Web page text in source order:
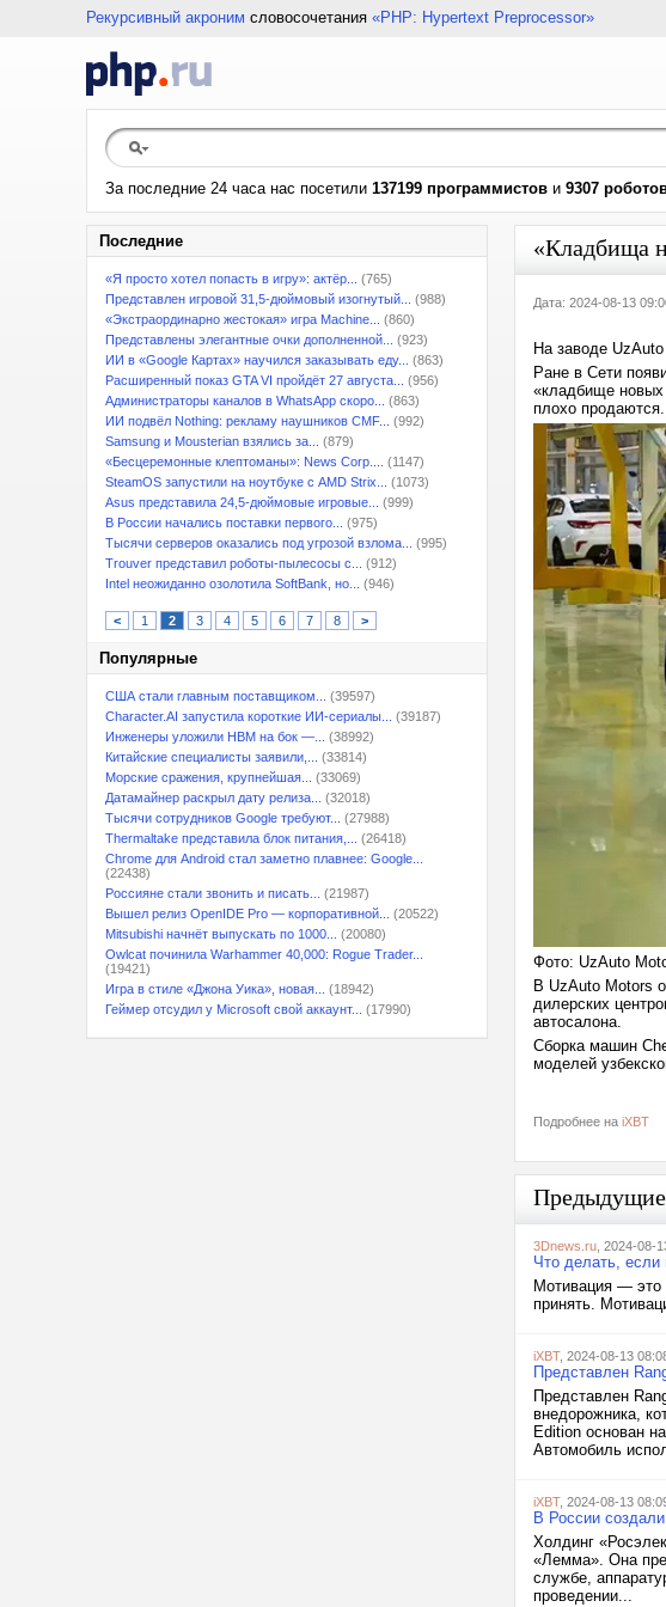
Рекурсивный акроним словосочетания «PHP: Hypertext Preprocessor»
За последние 24 часа нас посетили 137199 программистов и 9307
Последние
«Я просто хотел попасть в игру»: актёр...
(765)
Представлен игровой 31,5-дюймовый изогнутый...
(988)
«Экстраординарно жестокая» игра Machine...
(860)
Представлены элегантные очки дополненной...
(923)
ИИ в «Google Картах» научился заказывать еду...
(863)
Расширенный показ GTA VI пройдёт 27 августа...
(956)
Администраторы каналов в WhatsApp скоро...
(863)
ИИ подвёл Nothing: рекламу наушников CMF...
(992)
Samsung и Mousterian взялись за...
(879)
«Бесцеремонные клептоманы»: News Corp....
(1147)
SteamOS запустили на ноутбуке с AMD Strix...
(1073)
Asus представила 24,5-дюймовые игровые...
(999)
В России начались поставки первого...
(975)
Тысячи серверов оказались под угрозой взлома...
(995)
Trouver представил роботы-пылесосы с...
(912)
Intel неожиданно озолотила SoftBank, но...
(946)
< 1 2 3 4 5 6 7 8 >
Популярные
США стали главным поставщиком...
(39597)
Character.AI запустила короткие ИИ-сериалы...
(39187)
Инженеры уложили HBM на бок —...
(38992)
Китайские специалисты заявили,...
(33814)
Морские сражения, крупнейшая...
(33069)
Датамайнер раскрыл дату релиза...
(32018)
Тысячи сотрудников Google требуют...
(27988)
Thermaltake представила блок питания,...
(26418)
Chrome для Android стал заметно плавнее: Google...
(22438)
Россияне стали звонить и писать...
(21987)
Вышел релиз OpenIDE Pro — корпоративной...
(20522)
Mitsubishi начнёт выпускать по 1000...
(20080)
Owlcat починила Warhammer 40,000: Rogue Trader...
(19421)
Игра в стиле «Джона Уика», новая...
(18942)
Геймер отсудил у Microsoft свой аккаунт...
(17990)
«Кладбища
Дата: 2024-08-13
На заводе
Ране в Сети
«кладбище новых
плохо продаются.
Фото: UzAuto
В UzAuto Motors
дилерских
автосалона.
Сборка машин
моделей
Подробнее на iXBT
3Dnews.ru , 2024-08-
Что делать, если
Мотивация — это
принять.
iXBT, 2024-08-13
Представлен
Представлен
внедорожника,
Edition основан
Автомобиль
iXBT, 2024-08-13
В России
Холдинг
«Лемма». Она
службе,
проведении...